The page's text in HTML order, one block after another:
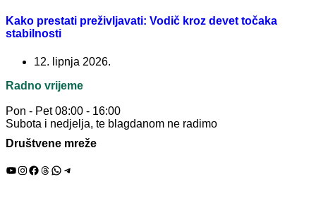
Kako prestati preživljavati: Vodič kroz devet točaka
stabilnosti
12. lipnja 2026.
Radno vrijeme
Pon - Pet 08:00 - 16:00
Subota i nedjelja, te blagdanom ne radimo
Društvene mreže
YouTube
Instagram
Facebook
Threads
WhatsApp
Telegram